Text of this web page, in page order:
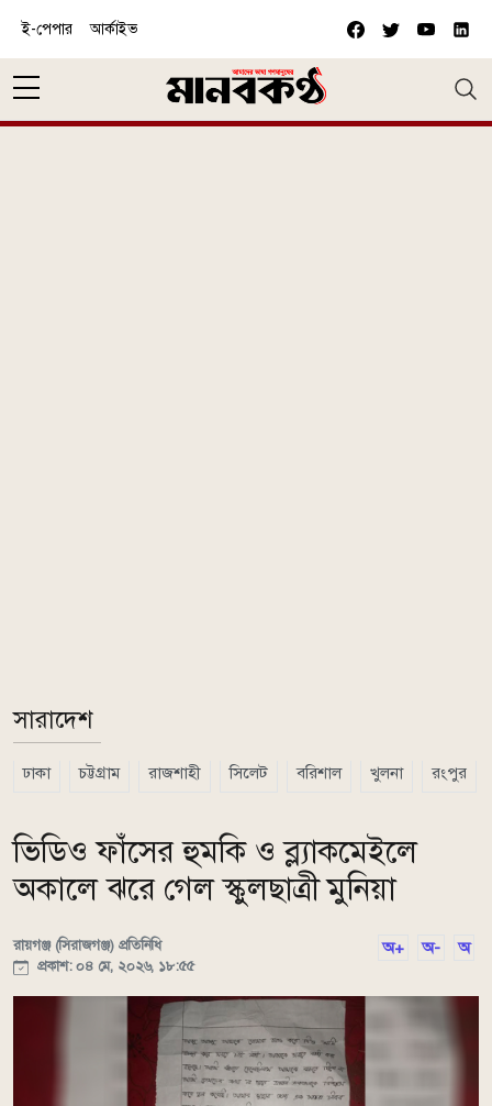
ই-পেপার আর্কাইভ
সারাদেশ
ঢাকা চট্টগ্রাম রাজশাহী সিলেট বরিশাল খুলনা রংপুর
ভিডিও ফাঁসের হুমকি ও ব্ল্যাকমেইলে
অকালে ঝরে গেল স্কুলছাত্রী মুনিয়া
রায়গঞ্জ (সিরাজগঞ্জ) প্রতিনিধি
প্রকাশ: ০৪ মে, ২০২৬, ১৮:৫৫
অ+ অ- অ